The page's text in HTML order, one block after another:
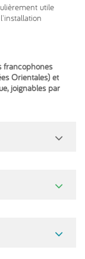
utile
francophones
Orientales) et
joignables par